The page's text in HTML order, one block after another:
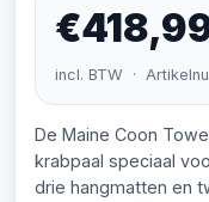
incl. BTW ·
De Maine Coon
krabpaal speciaal
drie hangmatten en